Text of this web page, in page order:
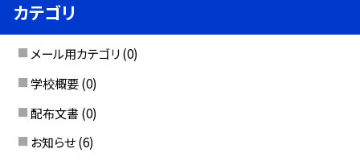
カテゴリ
メール用カテゴリ (0)
学校概要 (0)
配布文書 (0)
お知らせ (6)